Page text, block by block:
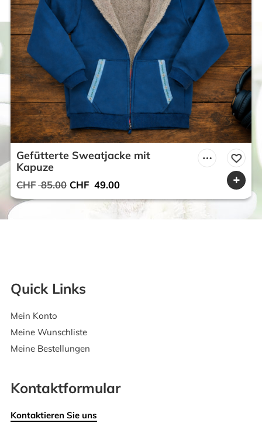
Gefütterte Sweatjacke mit
Kapuze
CHF85.00 Ursprünglicher
Preis
CHF 49.00Aktueller
Preis
ist:
Quick Links
Mein Konto
Meine Wunschliste
Meine Bestellungen
Kontaktformular
Kontaktieren Sie uns